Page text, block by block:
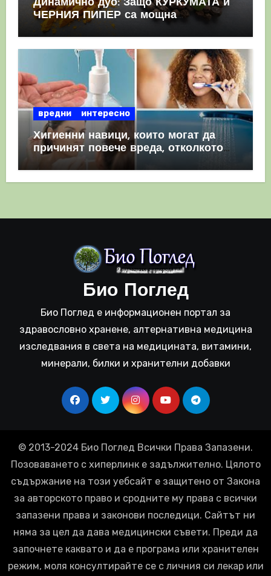
Динамично дуо: Защо КУРКУМАТА и
ЧЕРНИЯ ПИПЕР са мощна
комбинация
вредни интересно
Хигиенни навици, които могат да
причинят повече вреда, отколкото
полза
Био Поглед
Био Поглед е информационен портал за
здравословно хранене, алтернативна медицина
изследвания в света на медицината, витамини,
минерали, билки и хранителни добавки
© 2013-2024 Био Поглед Всички Права Запазени.
Позоваването с хиперлинк е задължително. Цялото
съдържание на този уебсайт е защитено от Закона
за авторското право и сродните му права с всички
запазени права и законови последици. Сайтът ни
няма за цел да дава медицински съвети. Преди да
започнете каквато и да е програма или хранителен
режим, моля консултирайте се с личния си лекар или